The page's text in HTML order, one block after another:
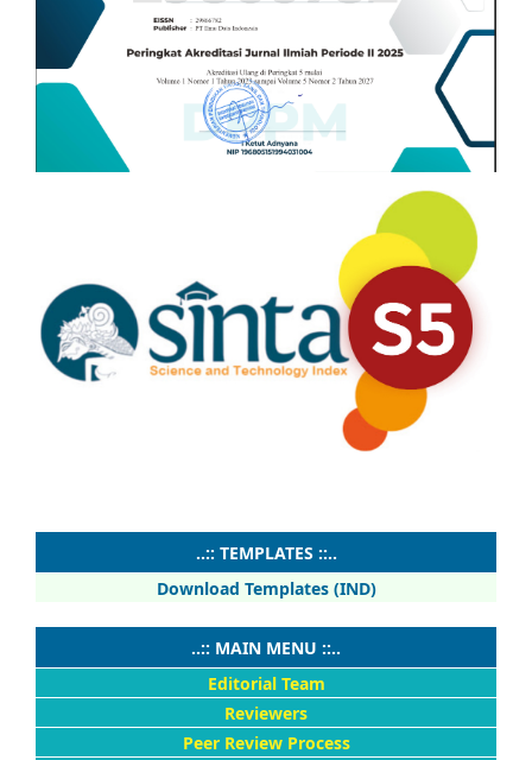
..:: TEMPLATES ::..
Download Templates (IND)
..:: MAIN MENU ::..
Editorial Team
Reviewers
Peer Review Process